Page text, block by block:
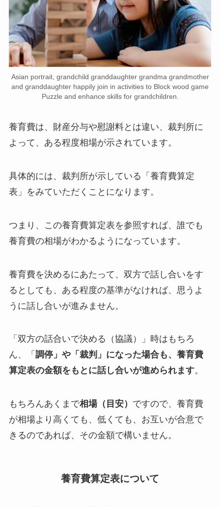
Asian portrait, grandchild granddaughter grandma grandmother
and granddaughter happily join in activities to Block wood game
Puzzle and enhance skills for grandchildren.
養育費は、財産分与や慰謝料とは違い、裁判所に
よって、ある程度相場が示されています。
具体的には、裁判所が示している「養育費算定
表」をみていただくことになります。
つまり、 この養育費算定表を参照すれば、誰でも
養育費の相場がわかるようになっています。
養育費を決めるにあたって、双方で話し合いをす
るとしても、ある程度の基準がなければ、思うよ
うに話し合いが進みません。
「双方の話合いで決める（協議）」時はもちろ
ん、「 調停」や「裁判」になった場合も、養育費
算定表の金額をもとに話し合いが進められます。
もちろんあくまで相場（目安） ですので、養育費
が相場より高くても、低くても、お互いが合意で
きるのであれば、その金額で構いません。
養育費算定表について